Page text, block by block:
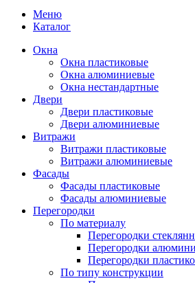
Меню
Каталог
Окна
Окна пластиковые
Окна алюминиевые
Окна нестандартные
Двери
Двери пластиковые
Двери алюминиевые
Витражи
Витражи пластиковые
Витражи алюминиевые
Фасады
Фасады пластиковые
Фасады алюминиевые
Перегородки
По материалу
Перегородки
Перегородки
Перегородки
По типу конструкции